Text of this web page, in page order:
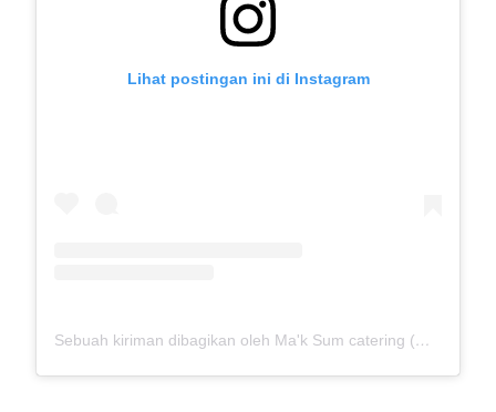
Lihat postingan ini di Instagram
Sebuah kiriman dibagikan oleh Ma'k Sum catering (@mak_sumcatering)